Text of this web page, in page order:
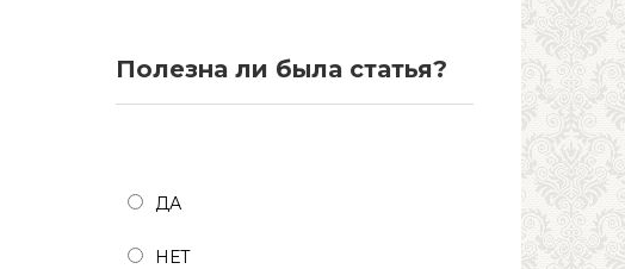
Полезна ли была статья?
ДА
НЕТ